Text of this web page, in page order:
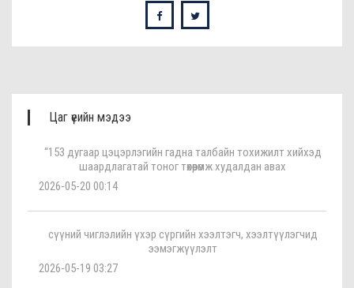
Цаг үеийн мэдээ
“153 дугаар цэцэрлэгийн гадна талбайн тохижилт хийхэд
шаардлагатай тоног төхөөрөмж худалдан авах
2026-05-20 00:14
сүүний чиглэлийн үхэр сүргийн хээлтэгч, хээлтүүлэгчид
ээмэгжүүлэлт
2026-05-19 03:27